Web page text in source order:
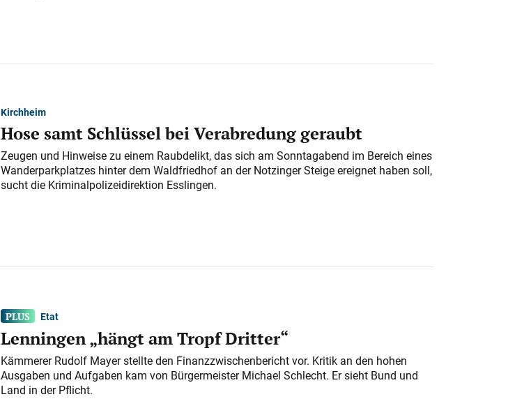
Kirchheim
Hose samt Schlüssel bei Verabredung geraubt
Zeugen und Hinweise zu einem Raubdelikt, das sich am Sonntagabend im Bereich eines
Wanderparkplatzes hinter dem Waldfriedhof an der Notzinger Steige ereignet haben soll,
sucht die Kriminalpolizeidirektion Esslingen.
Etat
Lenningen „hängt am Tropf Dritter“
Kämmerer Rudolf Mayer stellte den Finanzzwischenbericht vor. Kritik an den hohen
Ausgaben und Aufgaben kam von Bürgermeister Michael Schlecht. Er sieht Bund und
Land in der Pflicht.